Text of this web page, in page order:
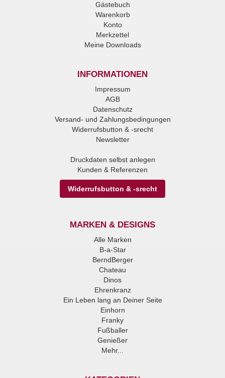
Gästebuch
Warenkorb
Konto
Merkzettel
Meine Downloads
INFORMATIONEN
Impressum
AGB
Datenschutz
Versand- und Zahlungsbedingungen
Widerrufsbutton & -srecht
Newsletter
Druckdaten selbst anlegen
Kunden & Referenzen
Widerrufsbutton & -srecht
MARKEN & DESIGNS
Alle Marken
B-a-Star
BerndBerger
Chateau
Dinos
Ehrenkranz
Ein Leben lang an Deiner Seite
Einhorn
Franky
Fußballer
Genießer
Mehr...